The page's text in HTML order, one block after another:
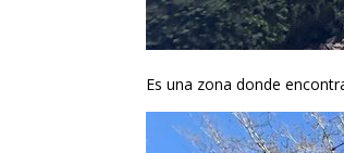
Es una zona donde